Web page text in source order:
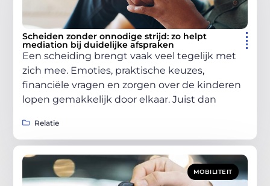
Scheiden zonder onnodige strijd: zo helpt
mediation bij duidelijke afspraken
Een scheiding brengt vaak veel tegelijk met
zich mee. Emoties, praktische keuzes,
financiële vragen en zorgen over de kinderen
lopen gemakkelijk door elkaar. Juist dan
Relatie
MOBILITEIT